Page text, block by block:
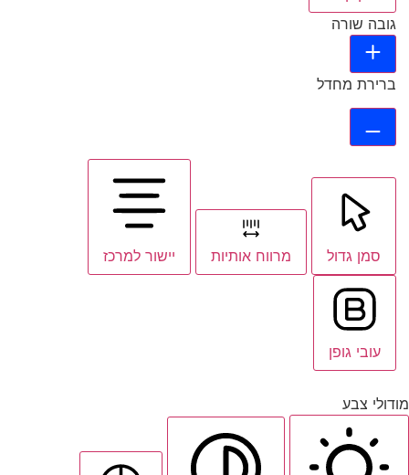
גובה שורה
ברירת מחדל
סמן גדול מרווח אותיות יישור למרכז
עובי גופן
מודולי צבע